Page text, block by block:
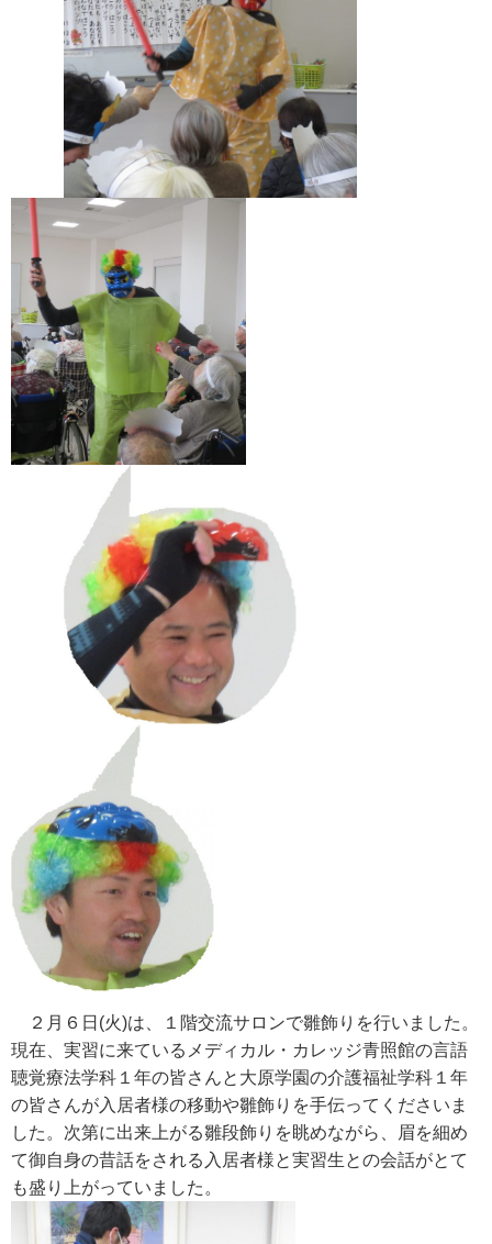
２月６日(火)は、１階交流サロンで雛飾りを行いました。
現在、実習に来ているメディカル・カレッジ青照館の言語
聴覚療法学科１年の皆さんと大原学園の介護福祉学科１年
の皆さんが入居者様の移動や雛飾りを手伝ってくださいま
した。次第に出来上がる雛段飾りを眺めながら、眉を細め
て御自身の昔話をされる入居者様と実習生との会話がとて
も盛り上がっていました。